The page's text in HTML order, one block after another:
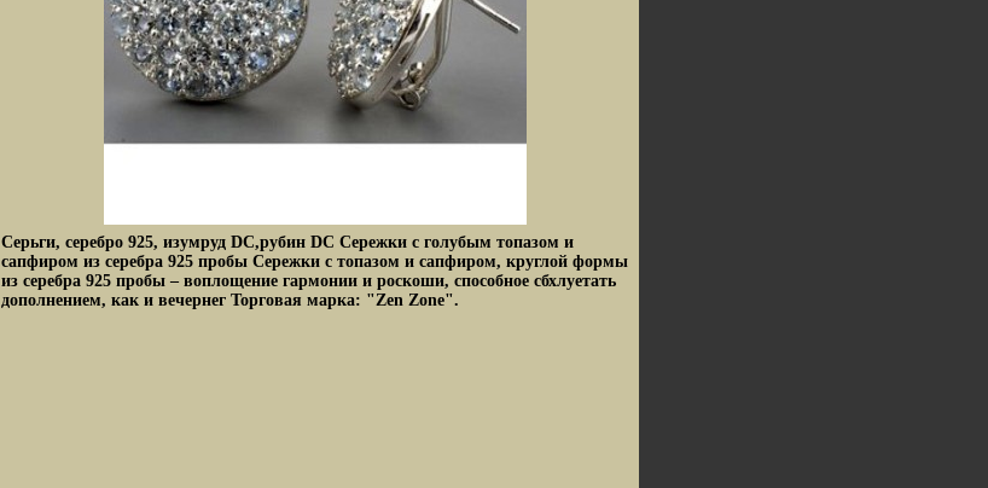
Серьги, серебро 925, изумруд DC,рубин DC Сережки с голубым топазом и
сапфиром из серебра 925 пробы Сережки с топазом и сапфиром, круглой формы
из серебра 925 пробы – воплощение гармонии и роскоши, способное сбхлуетать
дополнением, как и вечернег Торговая марка: "Zen Zone".